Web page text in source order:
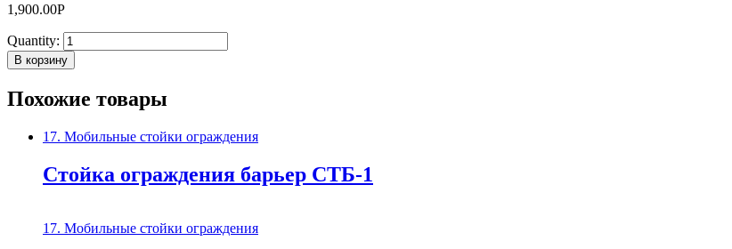
1,900.00Р
Quantity:
В корзину
Похожие товары
17. Мобильные стойки ограждения
Стойка ограждения барьер СТБ-1
17. Мобильные стойки ограждения